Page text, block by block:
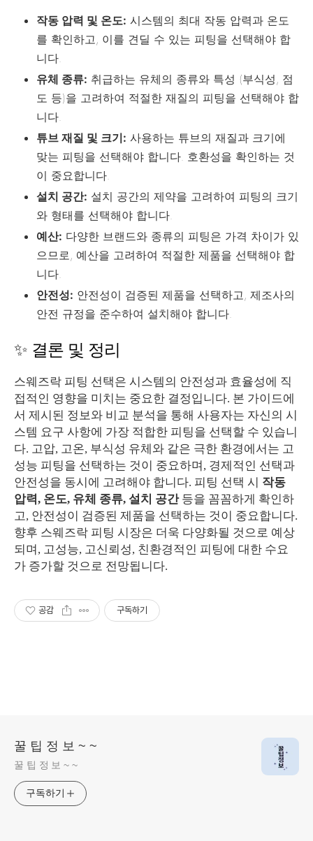
작동 압력 및 온도: 시스템의 최대 작동 압력과 온도
를 확인하고, 이를 견딜 수 있는 피팅을 선택해야 합
니다.
유체 종류: 취급하는 유체의 종류와 특성 (부식성, 점
도 등)을 고려하여 적절한 재질의 피팅을 선택해야 합
니다.
튜브 재질 및 크기: 사용하는 튜브의 재질과 크기에
맞는 피팅을 선택해야 합니다. 호환성을 확인하는 것
이 중요합니다.
설치 공간: 설치 공간의 제약을 고려하여 피팅의 크기
와 형태를 선택해야 합니다.
예산: 다양한 브랜드와 종류의 피팅은 가격 차이가 있
으므로, 예산을 고려하여 적절한 제품을 선택해야 합
니다.
안전성: 안전성이 검증된 제품을 선택하고, 제조사의
안전 규정을 준수하여 설치해야 합니다.
✨ 결론 및 정리
스웨즈락 피팅 선택은 시스템의 안전성과 효율성에 직
접적인 영향을 미치는 중요한 결정입니다. 본 가이드에
서 제시된 정보와 비교 분석을 통해 사용자는 자신의 시
스템 요구 사항에 가장 적합한 피팅을 선택할 수 있습니
다. 고압, 고온, 부식성 유체와 같은 극한 환경에서는 고
성능 피팅을 선택하는 것이 중요하며, 경제적인 선택과
안전성을 동시에 고려해야 합니다. 피팅 선택 시 작동
압력, 온도, 유체 종류, 설치 공간등을 꼼꼼하게 확인하
고, 안전성이 검증된 제품을 선택하는 것이 중요합니다.
향후 스웨즈락 피팅 시장은 더욱 다양화될 것으로 예상
되며, 고성능, 고신뢰성, 친환경적인 피팅에 대한 수요
가 증가할 것으로 전망됩니다.
공감 구독하기
꿀 팁 정 보 ~ ~
꿀 팁 정 보 ~ ~
구독하기